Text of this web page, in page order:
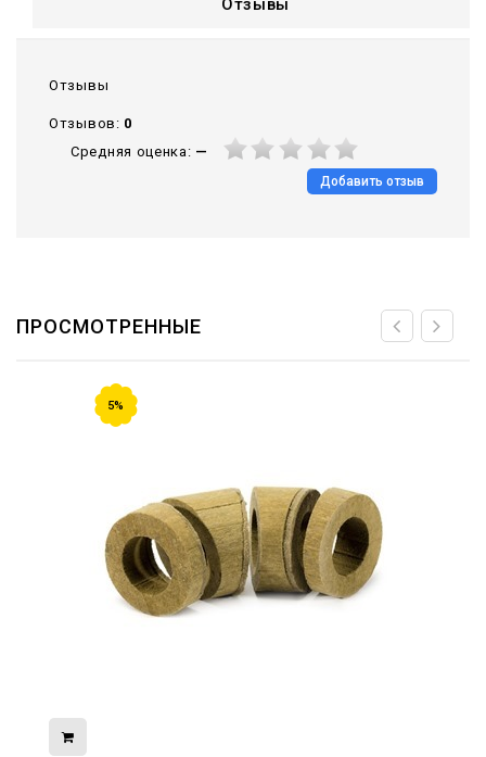
Отзывы
Отзывы
Отзывов: 0
Средняя оценка: —
Добавить отзыв
ПРОСМОТРЕННЫЕ
5%